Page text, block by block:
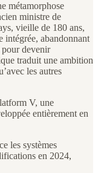
métamorphose
ministre de
vieille de 180 ans,
intégrée, abandonnant
pour devenir
traduit une ambition
les autres
V, une
entièrement en
les systèmes
en 2024,